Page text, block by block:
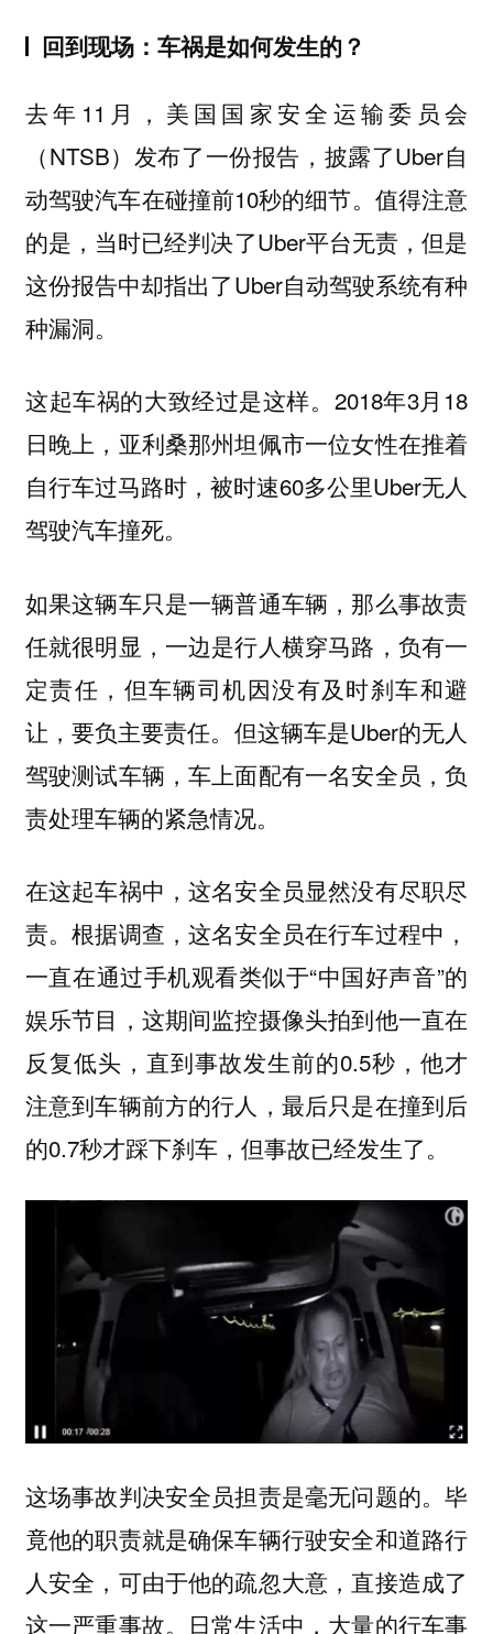
回到现场：车祸是如何发生的？
去年11月，美国国家安全运输委员会
（NTSB）发布了一份报告，披露了Uber自
动驾驶汽车在碰撞前10秒的细节。值得注意
的是，当时已经判决了Uber平台无责，但是
这份报告中却指出了Uber自动驾驶系统有种
种漏洞。
这起车祸的大致经过是这样。2018年3月18
日晚上，亚利桑那州坦佩市一位女性在推着
自行车过马路时，被时速60多公里Uber无人
驾驶汽车撞死。
如果这辆车只是一辆普通车辆，那么事故责
任就很明显，一边是行人横穿马路，负有一
定责任，但车辆司机因没有及时刹车和避
让，要负主要责任。但这辆车是Uber的无人
驾驶测试车辆，车上面配有一名安全员，负
责处理车辆的紧急情况。
在这起车祸中，这名安全员显然没有尽职尽
责。根据调查，这名安全员在行车过程中，
一直在通过手机观看类似于“中国好声音”的
娱乐节目，这期间监控摄像头拍到他一直在
反复低头，直到事故发生前的0.5秒，他才
注意到车辆前方的行人，最后只是在撞到后
的0.7秒才踩下刹车，但事故已经发生了。
这场事故判决安全员担责是毫无问题的。毕
竟他的职责就是确保车辆行驶安全和道路行
人安全，可由于他的疏忽大意，直接造成了
这一严重事故。日常生活中，大量的行车事